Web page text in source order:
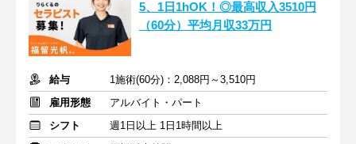
5、1日1hOK！◎最高収入3510円
（60分）平均月収33万円
給与
1施術(60分)：2,088円～3,510円
雇用形態
アルバイト・パート
シフト
週1日以上 1日1時間以上